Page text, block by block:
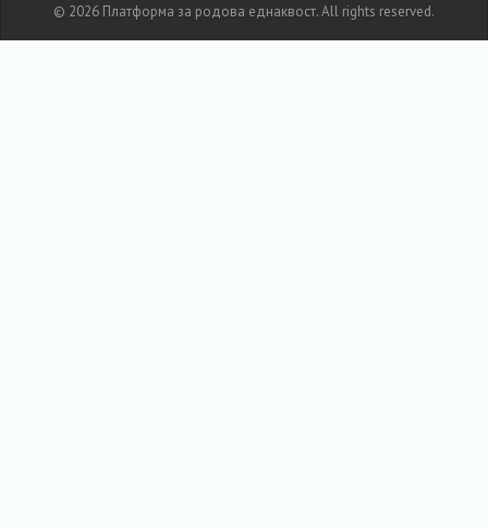
© 2026 Платформа за родова еднаквост. All rights reserved.